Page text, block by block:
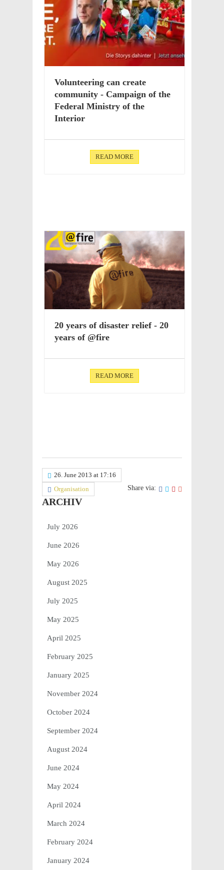
Volun­teer­ing can create
commu­nity - Campaign of the
Federal Ministry of the
Interior
READ MORE
20 years of disas­ter relief - 20
years of @fire
READ MORE
26. June 2013 at 17:16
Organisation
Share via:
ARCHIV
July 2026
June 2026
May 2026
August 2025
July 2025
May 2025
April 2025
February 2025
January 2025
November 2024
October 2024
September 2024
August 2024
June 2024
May 2024
April 2024
March 2024
February 2024
January 2024